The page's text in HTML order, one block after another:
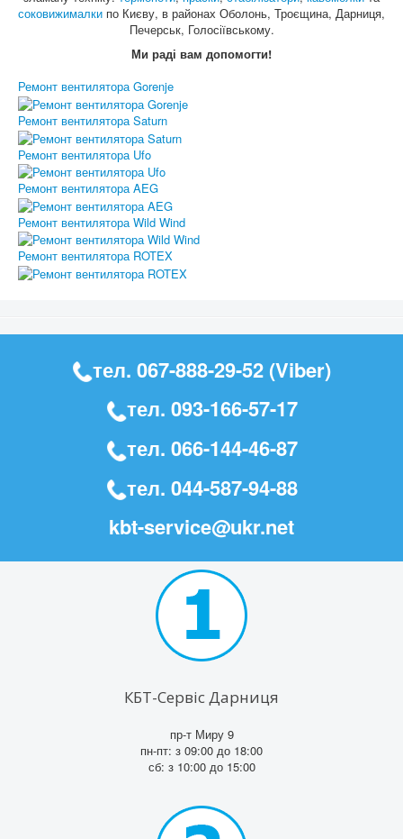
соковижималки по Києву, в районах Оболонь, Троєщина, Дарниця,
Печерськ, Голосіївському.
Ми раді вам допомогти!
Ремонт вентилятора Gorenje
Ремонт вентилятора Saturn
Ремонт вентилятора Ufo
Ремонт вентилятора AEG
Ремонт вентилятора Wild Wind
Ремонт вентилятора ROTEX
тел. 067-888-29-52 (Viber)
тел. 093-166-57-17
тел. 066-144-46-87
тел. 044-587-94-88
kbt-service@ukr.net
КБТ-Сервіс Дарниця
пр-т Миру 9
пн-пт: з 09:00 до 18:00
сб: з 10:00 до 15:00